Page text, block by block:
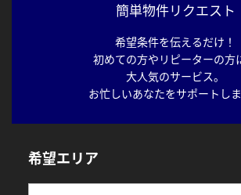
簡単物件リクエスト
希望条件を伝えるだけ！
初めての方やリピーターの方
大人気のサービス。
お忙しいあなたをサポートしま
希望エリア